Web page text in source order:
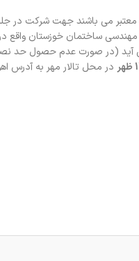
معتبر می باشند جهت شرکت در
ساختمان خوزستان واقع در
آید (در صورت عدم حصول حد
در محل تالار مهر به آدرس